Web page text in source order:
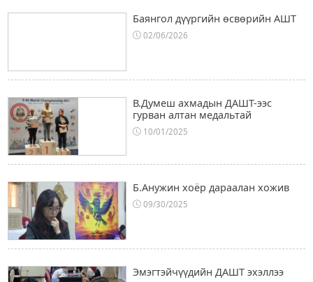
Баянгол дүүргийн өсвөрийн АШТ
02/06/2026
В.Думеш ахмадын ДАШТ-ээс
гурван алтан медальтай
10/01/2025
Б.Анужин хоёр дараалан хожив
09/30/2025
Эмэгтэйчүүдийн ДАШТ эхэллээ